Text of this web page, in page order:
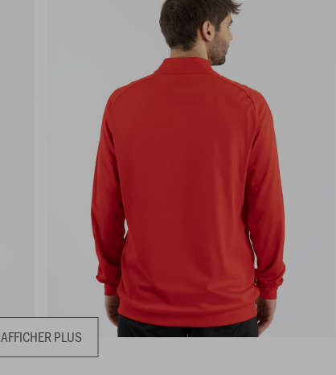
AFFICHER PLUS